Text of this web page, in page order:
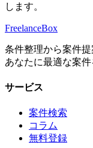
します。
FreelanceBox
条件整理から案件提
あなたに最適な案件
サービス
案件検索
コラム
無料登録